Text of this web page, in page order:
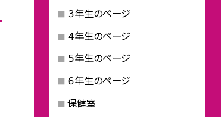
３年生のページ
４年生のページ
５年生のページ
６年生のページ
保健室